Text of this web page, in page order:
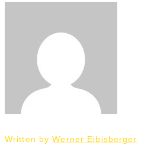
Written byWerner Eibisberger